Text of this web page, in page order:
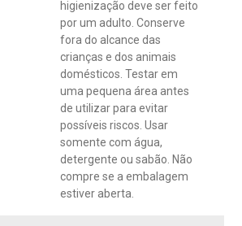
higienização deve ser feito
por um adulto. Conserve
fora do alcance das
crianças e dos animais
domésticos. Testar em
uma pequena área antes
de utilizar para evitar
possíveis riscos. Usar
somente com água,
detergente ou sabão. Não
compre se a embalagem
estiver aberta.